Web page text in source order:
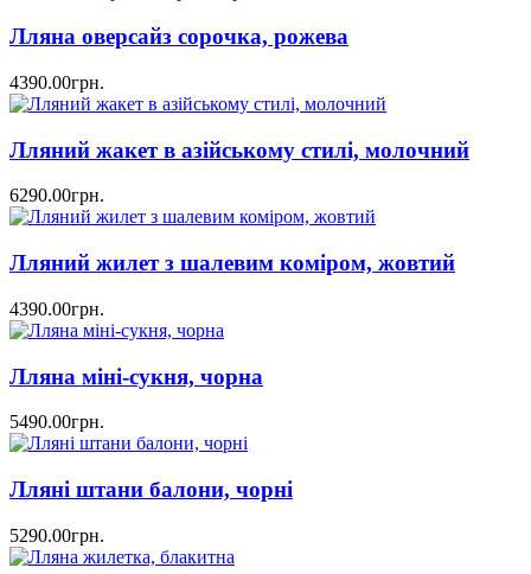
Лляна оверсайз сорочка, рожева
4390.00грн.
Лляний жакет в азійському стилі, молочний
6290.00грн.
Лляний жилет з шалевим коміром, жовтий
4390.00грн.
Лляна міні-сукня, чорна
5490.00грн.
Лляні штани балони, чорні
5290.00грн.